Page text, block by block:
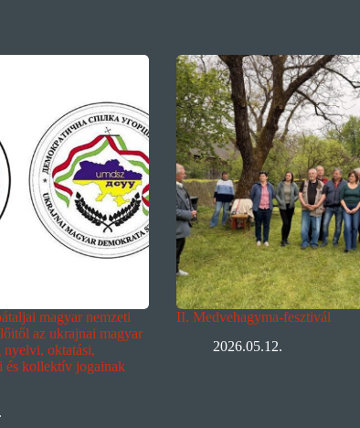
magyar nemzeti
az ukrajnai magyar
nyelvi, oktatási,
és kollektív jogainak
II. Medvehagyma-fesztivál
2026.05.12.